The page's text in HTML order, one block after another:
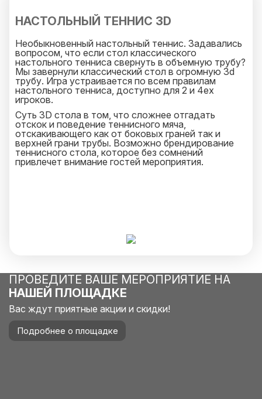
НАСТОЛЬНЫЙ ТЕННИС 3D
Необыкновенный настольный теннис. Задавались
вопросом, что если стол классического
настольного тенниса свернуть в объемную трубу?
Мы завернули классический стол в огромную 3d
трубу. Игра устраивается по всем правилам
настольного тенниса, доступно для 2 и 4ех
игроков.
Суть 3D стола в том, что сложнее отгадать
отскок и поведение теннисного мяча,
отскакивающего как от боковых граней так и
верхней грани трубы. Возможно брендирование
теннисного стола, которое без сомнений
привлечет внимание гостей мероприятия.
ПРОВЕДИТЕ ВАШЕ МЕРОПРИЯТИЕ НА
НАШЕЙ ПЛОЩАДКЕ
Вас ждут приятные акции и скидки!
Подробнее о площадке